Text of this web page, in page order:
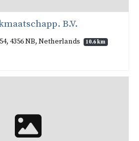
B.V.
4356 NB, Netherlands 10.6 km